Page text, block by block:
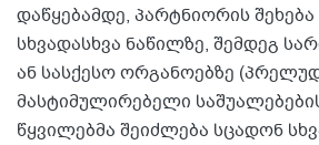
დაწყებამდე, პარტნიორის
სხვადასხვა ნაწილზე, შემდეგ
ან სასქესო ორგანოებზე
მასტიმულირებელი
წყვილებმა შეიძლება სცადონ